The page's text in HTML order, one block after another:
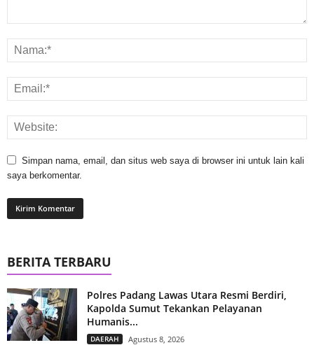
Simpan nama, email, dan situs web saya di browser ini untuk lain kali
saya berkomentar.
BERITA TERBARU
Polres Padang Lawas Utara Resmi Berdiri,
Kapolda Sumut Tekankan Pelayanan
Humanis...
DAERAH Agustus 8, 2026